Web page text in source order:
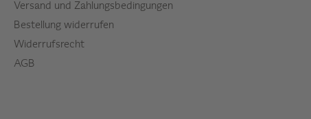
Versand und Zahlungsbedingungen
Bestellung widerrufen
Widerrufsrecht
AGB